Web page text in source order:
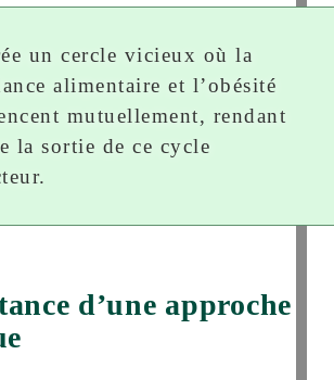
un cercle vicieux où la
alimentaire et l’obésité
mutuellement, rendant
la sortie de ce cycle
d’une approche